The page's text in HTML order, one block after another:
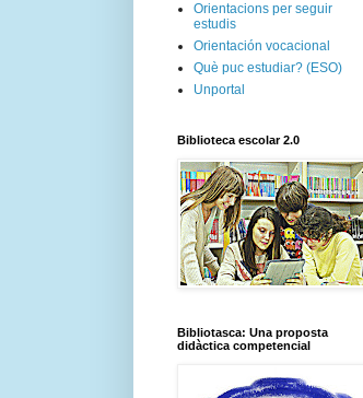
Orientacions per seguir
estudis
Orientación vocacional
Què puc estudiar? (ESO)
Unportal
Biblioteca escolar 2.0
Bibliotasca: Una proposta
didàctica competencial